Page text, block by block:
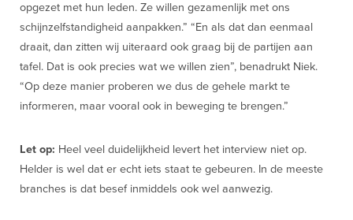
opgezet met hun leden. Ze willen gezamenlijk met ons
schijnzelfstandigheid aanpakken.” “En als dat dan eenmaal
draait, dan zitten wij uiteraard ook graag bij de partijen aan
tafel. Dat is ook precies wat we willen zien”, benadrukt Niek.
“Op deze manier proberen we dus de gehele markt te
informeren, maar vooral ook in beweging te brengen.”
Let op: Heel veel duidelijkheid levert het interview niet op.
Helder is wel dat er echt iets staat te gebeuren. In de meeste
branches is dat besef inmiddels ook wel aanwezig.